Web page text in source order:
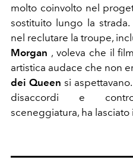
molto coinvolto nel
sostituito lungo la
nel reclutare la troupe,
Morgan , voleva che il
artistica audace che non
dei Queen si
disaccordi e
sceneggiatura, ha